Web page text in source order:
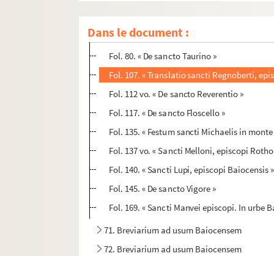
Dans le document :
70. Breviarium ad usum Baiocensem
Fol. 14. « Sancti Regnoberti episcopi ;
Fol. 80. « De sancto Taurino »
Fol. 107. « Translatio sancti Regnoberti,
Fol. 112 vo. « De sancto Reverentio »
Fol. 117. « De sancto Floscello »
Fol. 135. « Festum sancti Michaelis in
Fol. 137 vo. « Sancti Melloni, episcopi
Fol. 140. « Sancti Lupi, episcopi Baiocensis »
Fol. 145. « De sancto Vigore »
Fol. 169. « Sancti Manvei episcopi. In urbe
71. Breviarium ad usum Baiocensem
72. Breviarium ad usum Baiocensem